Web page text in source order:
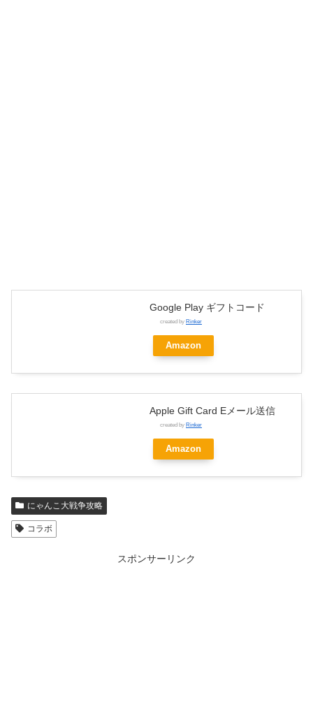
Google Play ギフトコード
created by Rinker
Amazon
Apple Gift Card Eメール送信
created by Rinker
Amazon
にゃんこ大戦争攻略
コラボ
スポンサーリンク